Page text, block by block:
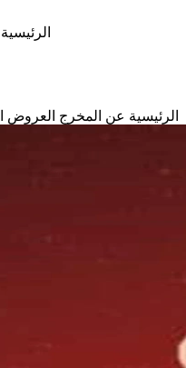
الرئيسية
الرئيسية عن المخرج العروض